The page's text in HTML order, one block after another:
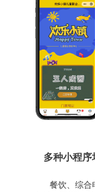
多种小程
餐饮、综合